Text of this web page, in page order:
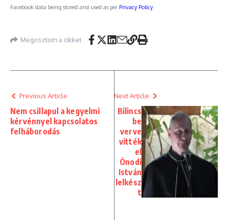
Facebook data being stored and used as per Privacy Policy
Megosztom a cikket
Previous Article
Nem csillapul a kegyelmi
kérvénnyel kapcsolatos
felháborodás
Next Article
Bilincs
be
verve
vitték
el
Ónodi
István
lelkész
t